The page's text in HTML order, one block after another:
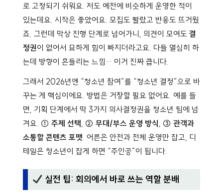
로 고정되기 쉬워요. 저도 예전에 비슷하게 운영한 적이
있는데요. 시작은 좋았어요. 모집도 빨랐고 반응도 뜨거웠
죠. 그런데 막상 진행 단계로 넘어가니, 의견이 모여도 결
정권이 없어서 묘하게 힘이 빠지더라고요. 다들 열심히 하
는데 방향이 흔들리는 느낌… 이거 진짜 큽니다.
그래서 2026년엔 “청소년 참여”를 “청소년 결정”으로 바
꾸는 게 핵심이에요. 방법은 거창할 필요 없어요. 예를 들
면, 기획 단계에서 딱 3가지 의사결정권을 청소년 팀에 넘
겨요. ① 주제 선택 ② 무대/부스 운영 방식 ③ 관객과
소통할 콘텐츠 포맷 . 어른은 안전과 전체 운영만 잡고, 디
테일은 청소년이 잡게 하면 “주인공”이 됩니다.
실전 팁: 회의에서 바로 쓰는 역할 분배